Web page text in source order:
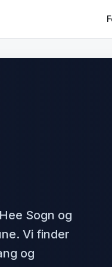
Sogn og
Vi finder
og